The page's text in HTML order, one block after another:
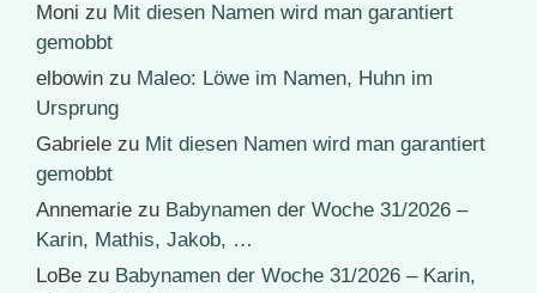
Moni zu Mit diesen Namen wird man garantiert
gemobbt
elbowin zu Maleo: Löwe im Namen, Huhn im
Ursprung
Gabriele zu Mit diesen Namen wird man garantiert
gemobbt
Annemarie zu Babynamen der Woche 31/2026 –
Karin, Mathis, Jakob, …
LoBe zu Babynamen der Woche 31/2026 – Karin,